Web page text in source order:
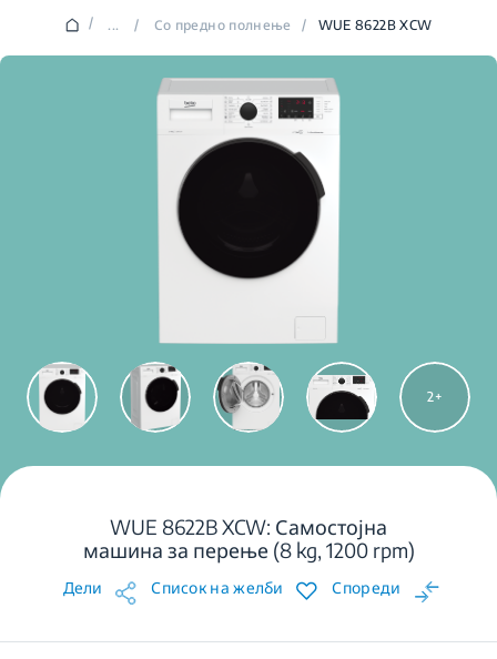
/ ... / Со предно полнење / WUE 8622B XCW
2
WUE 8622B XCW: Самостојна
машина за перење (8 kg, 1200 rpm)
Дели Список на желби Спореди